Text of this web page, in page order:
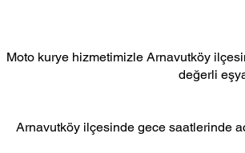
Moto kurye hizmetimizle Arnavutköy
değerli
Arnavutköy ilçesinde gece saatlerinde